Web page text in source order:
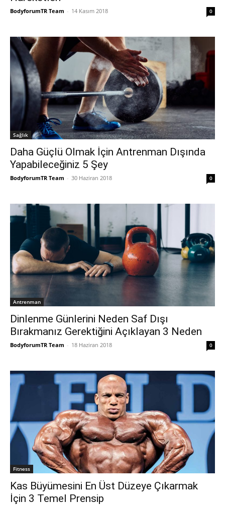
BodyforumTR Team - 14 Kasım 2018 0
Sağlık
Daha Güçlü Olmak İçin Antrenman Dışında
Yapabileceğiniz 5 Şey
BodyforumTR Team - 30 Haziran 2018 0
Antrenman
Dinlenme Günlerini Neden Saf Dışı
Bırakmanız Gerektiğini Açıklayan 3 Neden
BodyforumTR Team - 18 Haziran 2018 0
Fitness
Kas Büyümesini En Üst Düzeye Çıkarmak
İçin 3 Temel Prensip